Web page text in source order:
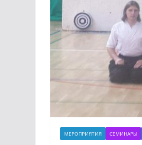
МЕРОПРИЯТИЯ СЕМИНАРЫ